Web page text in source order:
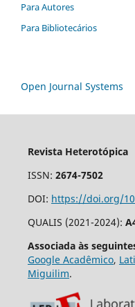
Para Autores
Para Bibliotecários
Open Journal Systems
Revista Heterotópica
ISSN: 2674-7502
DOI: https://doi.org/
QUALIS (2021-2024):
Associada às
Google Acadêmico,
Miguilim.